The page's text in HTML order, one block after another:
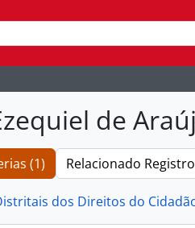
de
(1) Relacionado
dos Direitos do